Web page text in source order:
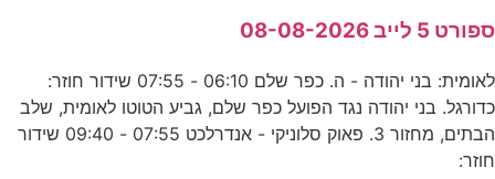
ספורט 5 לייב 08-08-2026
לאומית: בני יהודה - ה. כפר שלם 06:10 - 07:55 שידור חוזר:
כדורגל. בני יהודה נגד הפועל כפר שלם, גביע הטוטו לאומית, שלב
הבתים, מחזור 3. פאוק סלוניקי - אנדרלכט 07:55 - 09:40 שידור
חוזר: